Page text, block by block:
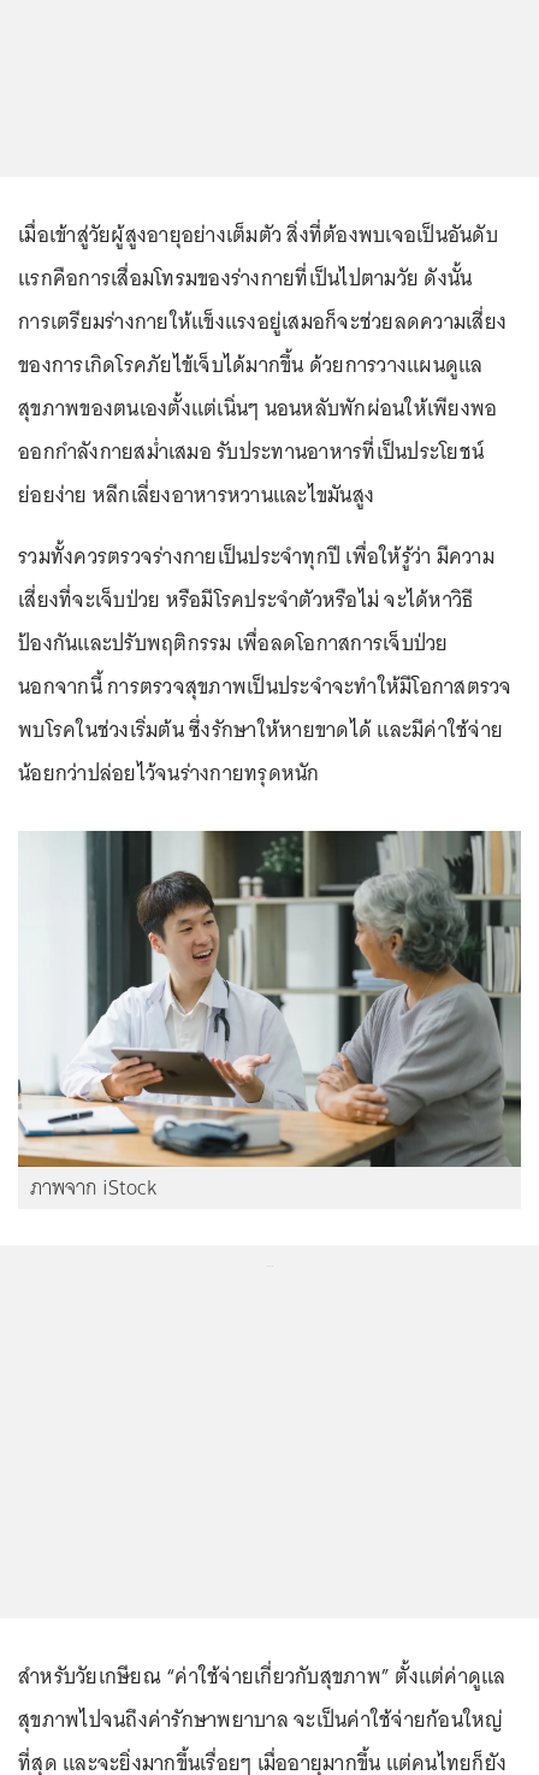
เมื่อเข้าสู่วัยผู้สูงอายุอย่างเต็มตัว สิ่งที่ต้องพบเจอเป็นอันดับ
แรกคือการเสื่อมโทรมของร่างกายที่เป็นไปตามวัย ดังนั้น
การเตรียมร่างกายให้แข็งแรงอยู่เสมอก็จะช่วยลดความเสี่ยง
ของการเกิดโรคภัยไข้เจ็บได้มากขึ้น ด้วยการวางแผนดูแล
สุขภาพของตนเองตั้งแต่เนิ่นๆ นอนหลับพักผ่อนให้เพียงพอ
ออกกำลังกายสม่ำเสมอ รับประทานอาหารที่เป็นประโยชน์
ย่อยง่าย หลีกเลี่ยงอาหารหวานและไขมันสูง
รวมทั้งควรตรวจร่างกายเป็นประจำทุกปี เพื่อให้รู้ว่า มีความ
เสี่ยงที่จะเจ็บป่วย หรือมีโรคประจำตัวหรือไม่ จะได้หาวิธี
ป้องกันและปรับพฤติกรรม เพื่อลดโอกาสการเจ็บป่วย
นอกจากนี้ การตรวจสุขภาพเป็นประจำจะทำให้มีโอกาสตรวจ
พบโรคในช่วงเริ่มต้น ซึ่งรักษาให้หายขาดได้ และมีค่าใช้จ่าย
น้อยกว่าปล่อยไว้จนร่างกายทรุดหนัก
ภาพจาก iStock
สำหรับวัยเกษียณ “ค่าใช้จ่ายเกี่ยวกับสุขภาพ” ตั้งแต่ค่าดูแล
สุขภาพไปจนถึงค่ารักษาพยาบาล จะเป็นค่าใช้จ่ายก้อนใหญ่
ที่สุด และจะยิ่งมากขึ้นเรื่อยๆ เมื่ออายุมากขึ้น แต่คนไทยก็ยัง